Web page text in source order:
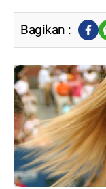
Bagikan :